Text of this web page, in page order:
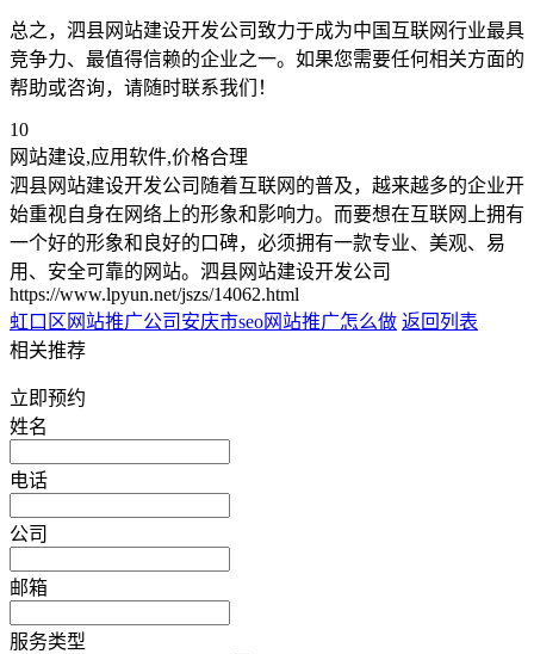
总之，泗县网站建设开发公司致力于成为中国互联网行业最具
竞争力、最值得信赖的企业之一。如果您需要任何相关方面的
帮助或咨询，请随时联系我们！
10
网站建设,应用软件,价格合理
泗县网站建设开发公司随着互联网的普及，越来越多的企业开
始重视自身在网络上的形象和影响力。而要想在互联网上拥有
一个好的形象和良好的口碑，必须拥有一款专业、美观、易
用、安全可靠的网站。泗县网站建设开发公司
https://www.lpyun.net/jszs/14062.html
虹口区网站推广公司 安庆市seo网站推广怎么做 返回列表
相关推荐
立即预约
姓名
电话
公司
邮箱
服务类型